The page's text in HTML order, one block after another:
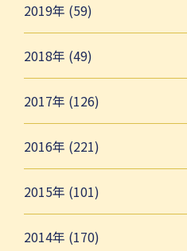
2019年 (59)
2018年 (49)
2017年 (126)
2016年 (221)
2015年 (101)
2014年 (170)